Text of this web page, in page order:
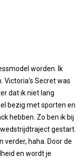
worden. Ik
Victoria's Secret was
dat ik niet lang
bezig met sporten en
hebben. Zo ben ik bij
gestart.
verder, haha. Door de
en wordt je